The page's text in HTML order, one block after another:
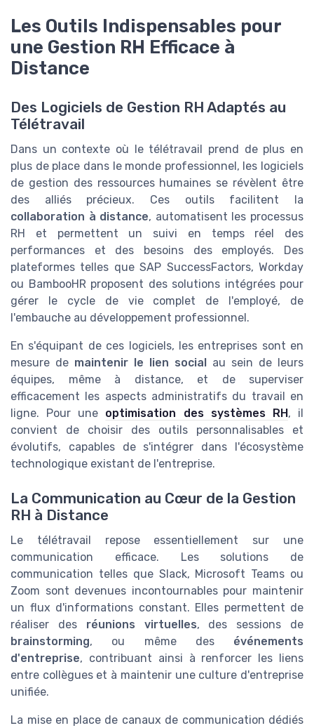
Les Outils Indispensables pour
une Gestion RH Efficace à
Distance
Des Logiciels de Gestion RH Adaptés au
Télétravail
Dans un contexte où le télétravail prend de plus en
plus de place dans le monde professionnel, les logiciels
de gestion des ressources humaines se révèlent être
des alliés précieux. Ces outils facilitent la
collaboration à distance, automatisent les processus
RH et permettent un suivi en temps réel des
performances et des besoins des employés. Des
plateformes telles que SAP SuccessFactors, Workday
ou BambooHR proposent des solutions intégrées pour
gérer le cycle de vie complet de l'employé, de
l'embauche au développement professionnel.
En s'équipant de ces logiciels, les entreprises sont en
mesure de maintenir le lien social
au sein de leurs
équipes, même à distance, et de superviser
efficacement les aspects administratifs du travail en
ligne. Pour une optimisation des systèmes RH , il
convient de choisir des outils personnalisables et
évolutifs, capables de s'intégrer dans l'écosystème
technologique existant de l'entreprise.
La Communication au Cœur de la Gestion
RH à Distance
Le télétravail repose essentiellement sur une
communication efficace. Les solutions de
communication telles que Slack, Microsoft Teams ou
Zoom sont devenues incontournables pour maintenir
un flux d'informations constant. Elles permettent de
réaliser des réunions virtuelles, des sessions de
brainstorming, ou même des événements
d'entreprise, contribuant ainsi à renforcer les liens
entre collègues et à maintenir une culture d'entreprise
unifiée.
La mise en place de canaux de communication dédiés